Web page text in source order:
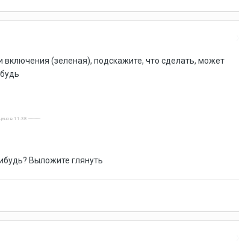
включения (зеленая), подскажите, что сделать, может
в 11:38 ----------
Выложите глянуть